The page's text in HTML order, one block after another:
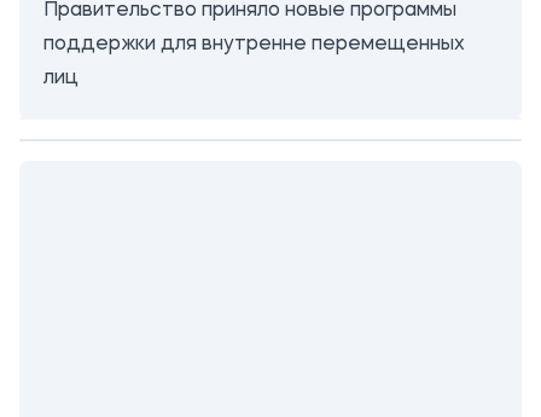
Правительство приняло новые программы
поддержки для внутренне перемещенных
лиц